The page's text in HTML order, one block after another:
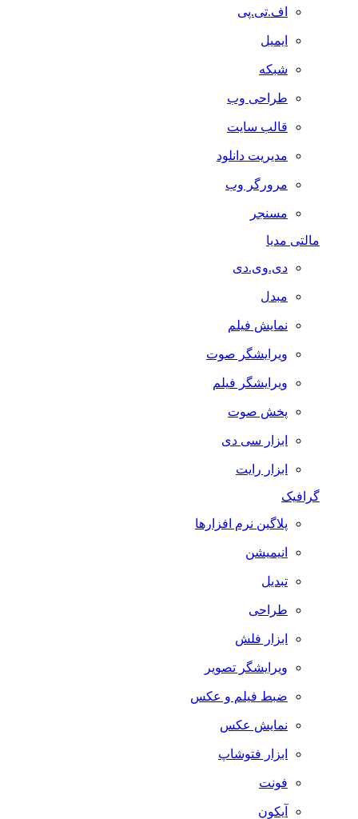
اف.تی.پی
ایمیل
شبکه
طراحی وب
قالب سایت
مدیریت دانلود
مرورگر وب
مسنجر
مالتی مدیا
دی.وی.دی
مبدل
نمایش فیلم
ویرایشگر صوت
ویرایشگر فیلم
پخش صوت
ابزار سی دی
ابزار رایت
گرافیک
پلاگین نرم افزارها
انیمیشن
تبدیل
طراحی
ابزار فلش
ویرایشگر تصویر
ضبط فيلم و عكس
نمایش عکس
ابزار فتوشاپ
فونت
آیکون